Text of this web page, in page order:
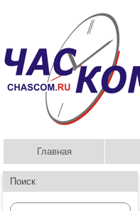
Главная
Поиск